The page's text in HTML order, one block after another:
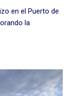
en el Puerto de
la